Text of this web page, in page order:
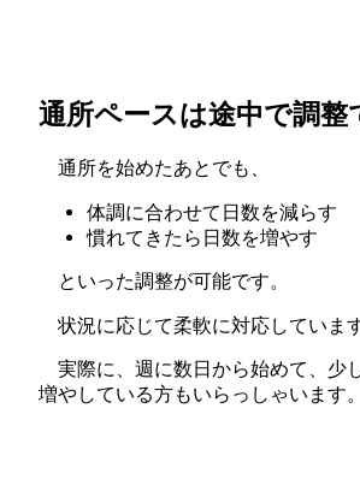
通所ペースは途中で調整
通所を始めたあとでも、
体調に合わせて日数を減らす
慣れてきたら日数を増やす
といった調整が可能です。
状況に応じて柔軟に対応しています
実際に、週に数日から始めて、少
増やしている方もいらっしゃいます。